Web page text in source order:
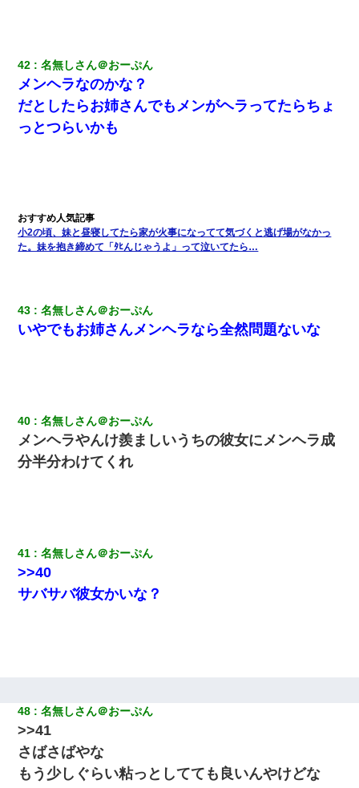
42 名無しさん＠おーぷん
メンヘラなのかな？
だとしたらお姉さんでもメンがヘラってたらちょ
っとつらいかも
小2の頃、妹と昼寝してたら家が火事になってて気づくと逃げ場がなかっ
た。妹を抱き締めて「ﾀﾋんじゃうよ」って泣いてたら…
43 名無しさん＠おーぷん
いやでもお姉さんメンヘラなら全然問題ないな
40 名無しさん＠おーぷん
メンヘラやんけ羨ましいうちの彼女にメンヘラ成
分半分わけてくれ
41 名無しさん＠おーぷん
>>40
サバサバ彼女かいな？
48 名無しさん＠おーぷん
>>41
さばさばやな
もう少しぐらい粘っとしてても良いんやけどな